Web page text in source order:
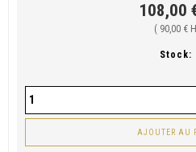
108,00
( 90,00 €
Stock:
AJOUTER AU